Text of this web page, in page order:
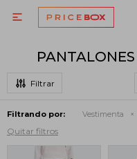

Filtrando por: Vestimenta
Quitar filtros